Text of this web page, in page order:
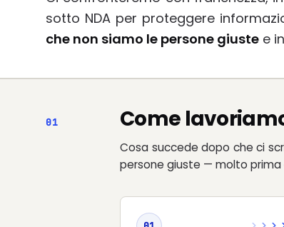
sotto NDA per proteggere
che non siamo le persone giuste e
01 Come
Cosa succede dopo che ci
persone giuste — molto prima